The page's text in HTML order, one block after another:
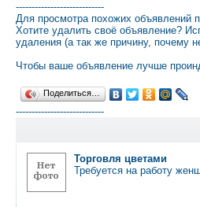
----------------------------
Для просмотра похожих объявлений
Хотите удалить своё объявление?
удаления (а так же причину, почему
Чтобы ваше объявление лучше
Поделиться…
----------------------------
Торговля цветами
Требуется на работу